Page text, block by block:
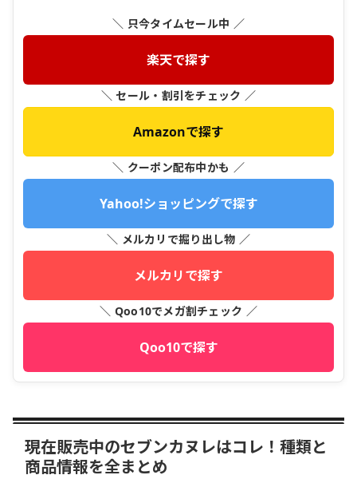
＼ 只今タイムセール中 ／
楽天で探す
＼ セール・割引をチェック ／
Amazonで探す
＼ クーポン配布中かも ／
Yahoo!ショッピングで探す
＼ メルカリで掘り出し物 ／
メルカリで探す
＼ Qoo10でメガ割チェック ／
Qoo10で探す
現在販売中のセブンカヌレはコレ！種類と
商品情報を全まとめ